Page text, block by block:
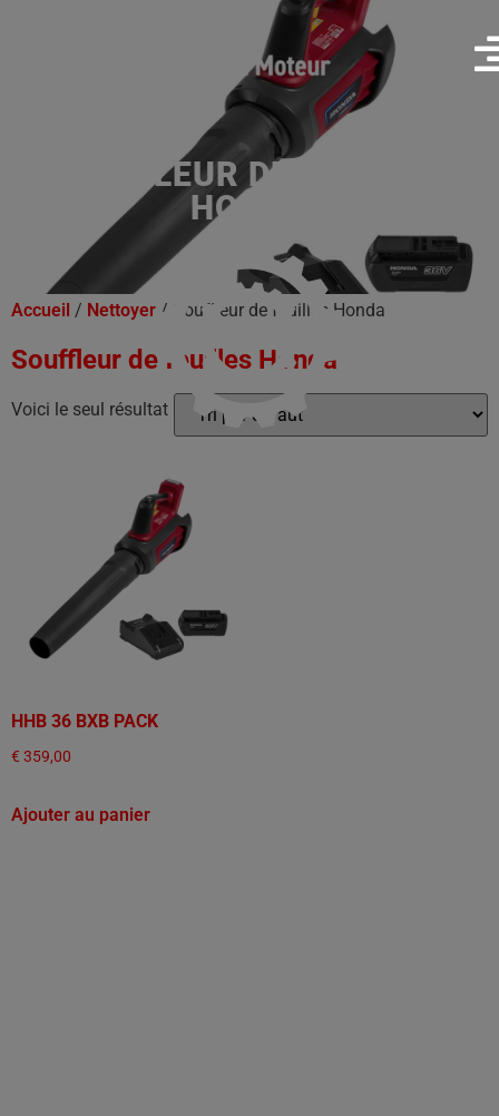
SOUFFLEUR DE FEUILLES
HONDA
Accueil / Nettoyer / Souffleur de feuilles Honda
Souffleur de feuilles Honda
Voici le seul résultat
HHB 36 BXB PACK
€ 359,00
Ajouter au panier